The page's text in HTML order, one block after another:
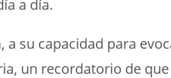
a día.
su capacidad para
un recordatorio de